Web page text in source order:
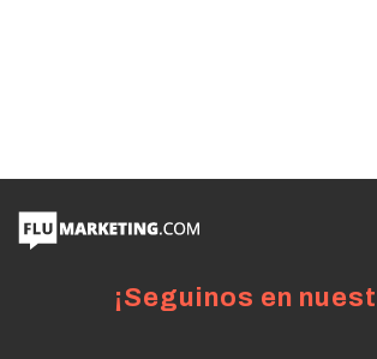
¡Seguinos en